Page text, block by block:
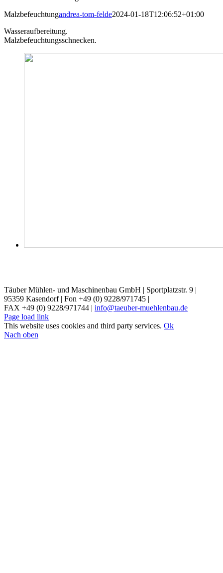
Malzbefeuchtungandrea-tom-felde2024-01-18T12:06:52+01:00
Wasseraufbereitung.
Malzbefeuchtungsschnecken.
Täuber Mühlen- und Maschinenbau GmbH | Sportplatzstr. 9 |
95359 Kasendorf| Fon +49 (0) 9228/971745 |
FAX +49 (0) 9228/971744 | info@taeuber-muehlenbau.de
Page load link
This website uses cookies and third party services. Ok
Nach oben